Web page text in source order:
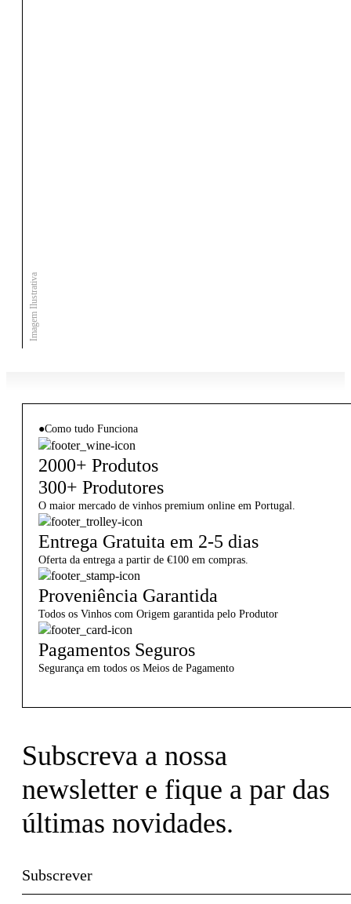
Imagem Ilustrativa
●Como tudo Funciona
2000+ Produtos
300+ Produtores
O maior mercado de vinhos premium online em Portugal.
Entrega Gratuita em 2-5 dias
Oferta da entrega a partir de €100 em compras.
Proveniência Garantida
Todos os Vinhos com Origem garantida pelo Produtor
Pagamentos Seguros
Segurança em todos os Meios de Pagamento
Subscreva a nossa
newsletter e fique a par das
últimas novidades.
Subscrever